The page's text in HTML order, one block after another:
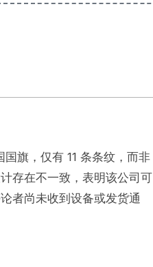
旗，仅有 11 条条纹，而非
存在不一致，表明该公司可
者尚未收到设备或发货通